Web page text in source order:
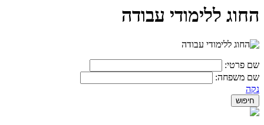
החוג ללימודי עבודה
שם פרטי:
שם משפחה:
נקה